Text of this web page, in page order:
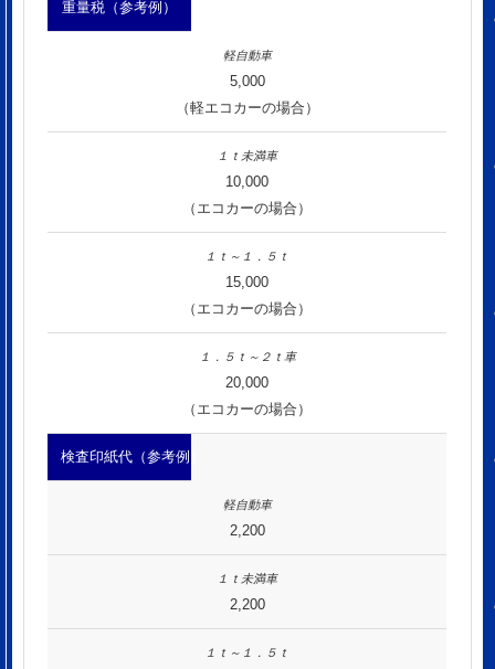
重量税（参考例）
5,000
（軽エコカーの場合）
10,000
（エコカーの場合）
15,000
（エコカーの場合）
20,000
（エコカーの場合）
検査印紙代（参考例）
2,200
2,200